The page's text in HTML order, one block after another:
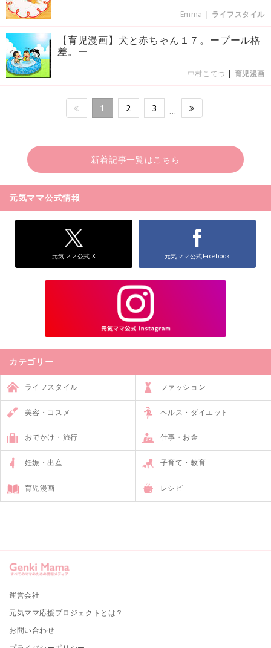
Emma | ライフスタイル
【育児漫画】犬と赤ちゃん１７。ープール格
差。ー
中村こてつ | 育児漫画
1 2 3 …
新着記事一覧はこちら
元気ママ公式情報
元気ママ公式 X 元気ママ公式Facebook
カテゴリー
ライフスタイル ファッション
美容・コスメ ヘルス・ダイエット
おでかけ・旅行 仕事・お金
妊娠・出産 子育て・教育
育児漫画 レシピ
運営会社
元気ママ応援プロジェクトとは？
お問い合わせ